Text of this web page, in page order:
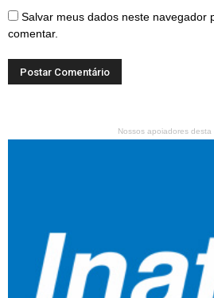
Salvar meus dados neste navegador
comentar.
Nossos apoiadores desta